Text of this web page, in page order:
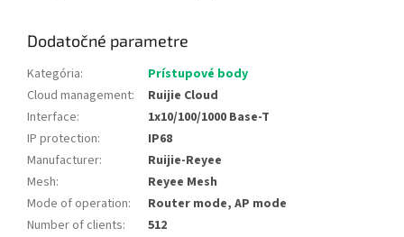
Dodatočné parametre
Kategória:
Prístupové body
Cloud management:
Ruijie Cloud
Interface:
1x10/100/1000 Base-T
IP protection:
IP68
Manufacturer:
Ruijie-Reyee
Mesh:
Reyee Mesh
Mode of operation:
Router mode, AP mode
Number of clients:
512